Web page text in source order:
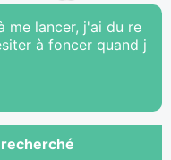
me lancer, j'ai du re
à foncer quand j